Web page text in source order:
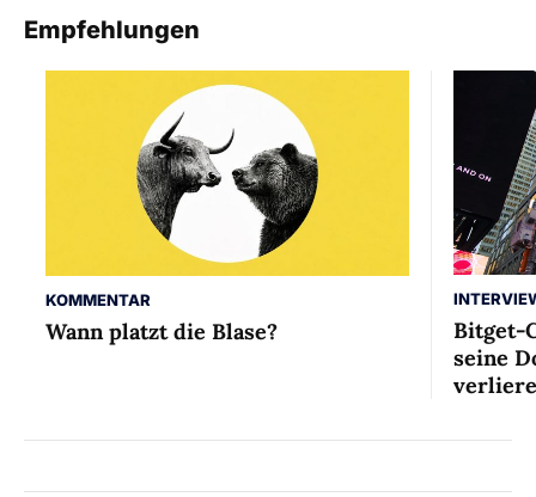
Empfehlungen
KOMMENTAR
Wann platzt die Blase?
Bitget-
seine